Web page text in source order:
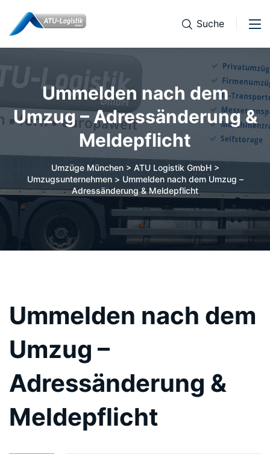
Suche
Ummelden nach dem
Umzug – Adressänderung &
Meldepflicht
Umzüge München > ATU Logistik GmbH >
Umzugsunternehmen> Ummelden nach dem Umzug –
Adressänderung & Meldepflicht
Ummelden nach dem
Umzug –
Adressänderung &
Meldepflicht